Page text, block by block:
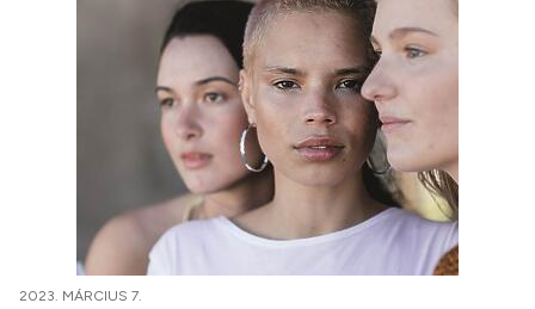
2023. MÁRCIUS 7.